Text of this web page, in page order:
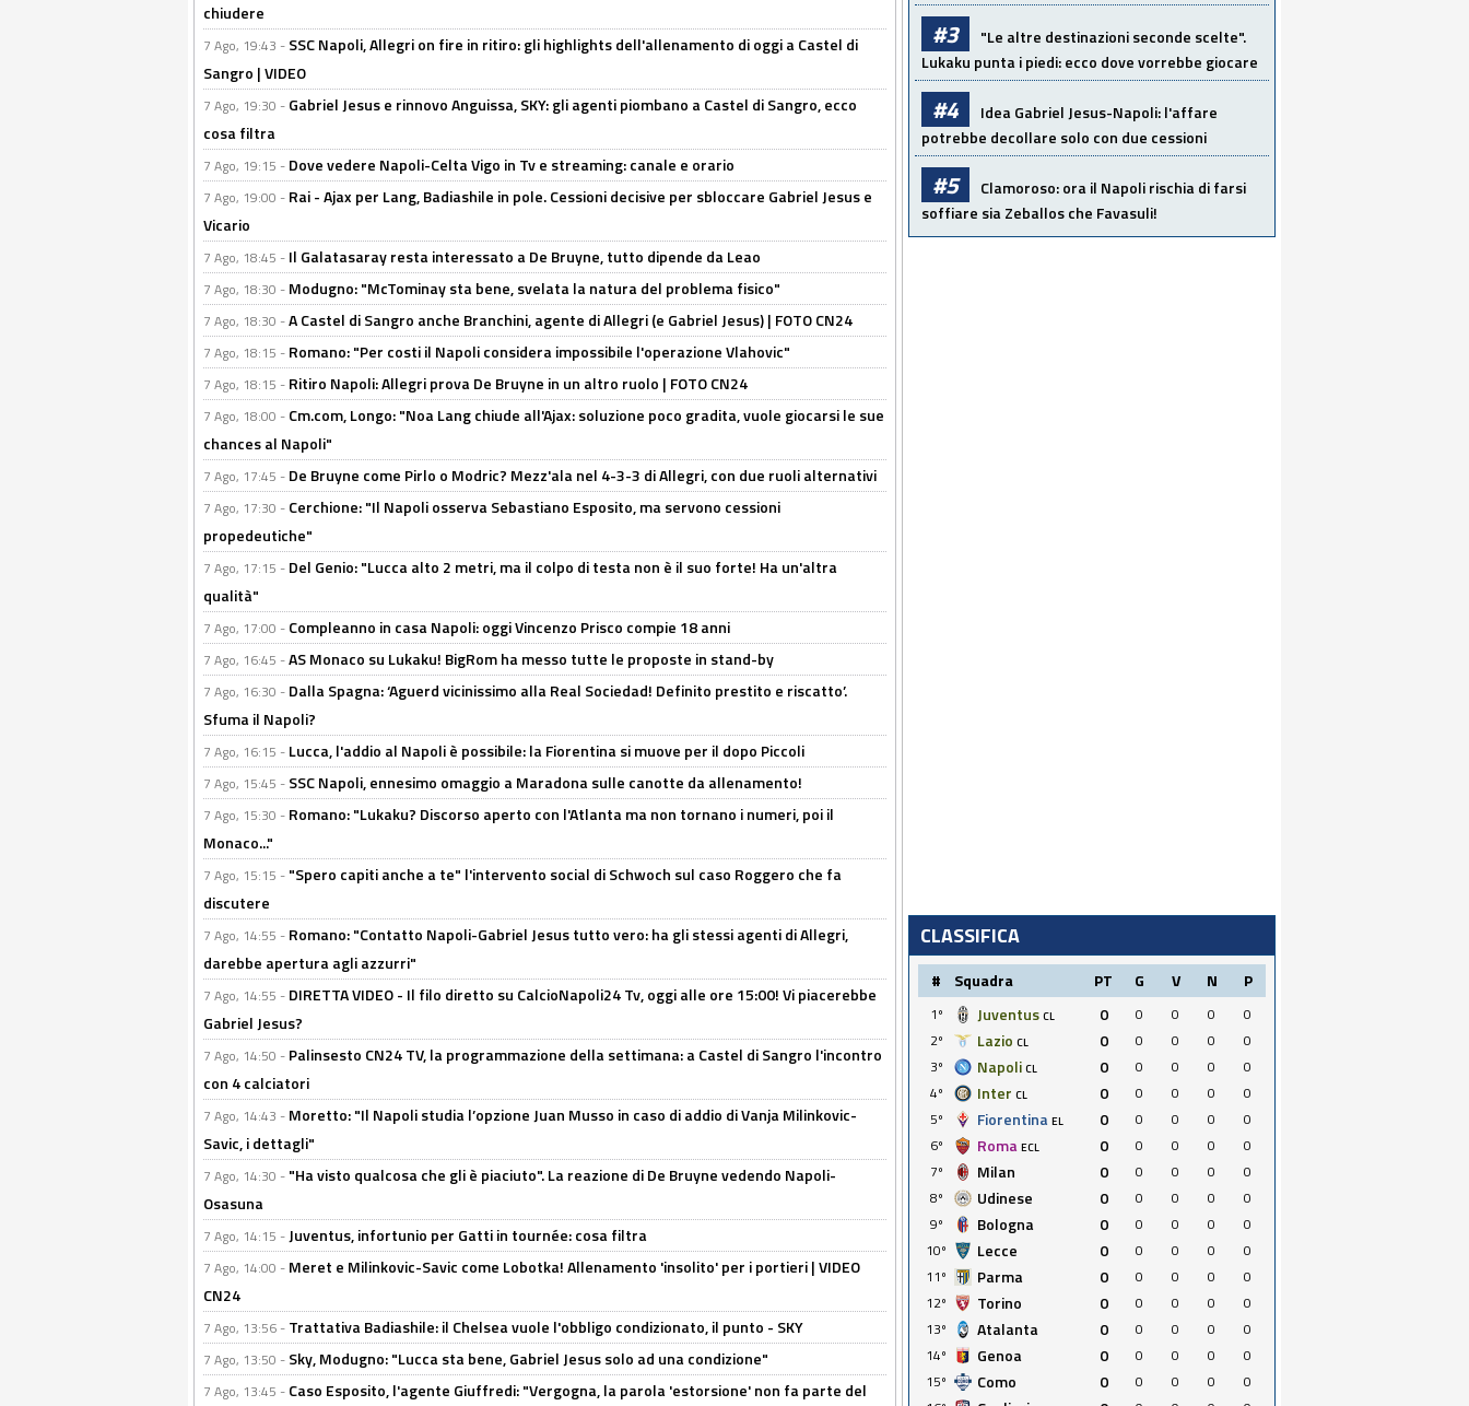
chiudere
7 Ago, 19:43 - SSC Napoli, Allegri on fire in ritiro: gli highlights dell'allenamento di oggi a Castel di
Sangro | VIDEO
7 Ago, 19:30 - Gabriel Jesus e rinnovo Anguissa, SKY: gli agenti piombano a Castel di Sangro, ecco
cosa filtra
7 Ago, 19:15 - Dove vedere Napoli-Celta Vigo in Tv e streaming: canale e orario
7 Ago, 19:00 - Rai - Ajax per Lang, Badiashile in pole. Cessioni decisive per sbloccare Gabriel Jesus e
Vicario
7 Ago, 18:45 - Il Galatasaray resta interessato a De Bruyne, tutto dipende da Leao
7 Ago, 18:30 - Modugno: "McTominay sta bene, svelata la natura del problema fisico"
7 Ago, 18:30 -A Castel di Sangro anche Branchini, agente di Allegri (e Gabriel Jesus) | FOTO CN24
7 Ago, 18:15 - Romano: "Per costi il Napoli considera impossibile l'operazione Vlahovic"
7 Ago, 18:15 - Ritiro Napoli: Allegri prova De Bruyne in un altro ruolo | FOTO CN24
7 Ago, 18:00 - Cm.com, Longo: "Noa Lang chiude all'Ajax: soluzione poco gradita, vuole giocarsi le sue
chances al Napoli"
7 Ago, 17:45 - De Bruyne come Pirlo o Modric? Mezz'ala nel 4-3-3 di Allegri, con due ruoli alternativi
7 Ago, 17:30 - Cerchione: "Il Napoli osserva Sebastiano Esposito, ma servono cessioni
propedeutiche"
7 Ago, 17:15 - Del Genio: "Lucca alto 2 metri, ma il colpo di testa non è il suo forte! Ha un'altra
qualità"
7 Ago, 17:00 - Compleanno in casa Napoli: oggi Vincenzo Prisco compie 18 anni
7 Ago, 16:45 -AS Monaco su Lukaku! BigRom ha messo tutte le proposte in stand-by
7 Ago, 16:30 - Dalla Spagna: ‘Aguerd vicinissimo alla Real Sociedad! Definito prestito e riscatto’.
Sfuma il Napoli?
7 Ago, 16:15 - Lucca, l'addio al Napoli è possibile: la Fiorentina si muove per il dopo Piccoli
7 Ago, 15:45 - SSC Napoli, ennesimo omaggio a Maradona sulle canotte da allenamento!
7 Ago, 15:30 - Romano: "Lukaku? Discorso aperto con l'Atlanta ma non tornano i numeri, poi il
Monaco..."
7 Ago, 15:15 - "Spero capiti anche a te" l'intervento social di Schwoch sul caso Roggero che fa
discutere
7 Ago, 14:55 - Romano: "Contatto Napoli-Gabriel Jesus tutto vero: ha gli stessi agenti di Allegri,
darebbe apertura agli azzurri"
7 Ago, 14:55 - DIRETTA VIDEO - Il filo diretto su CalcioNapoli24 Tv, oggi alle ore 15:00! Vi piacerebbe
Gabriel Jesus?
7 Ago, 14:50 - Palinsesto CN24 TV, la programmazione della settimana: a Castel di Sangro l'incontro
con 4 calciatori
7 Ago, 14:43 - Moretto: "Il Napoli studia l’opzione Juan Musso in caso di addio di Vanja Milinkovic-
Savic, i dettagli"
7 Ago, 14:30 - "Ha visto qualcosa che gli è piaciuto". La reazione di De Bruyne vedendo Napoli-
Osasuna
7 Ago, 14:15 - Juventus, infortunio per Gatti in tournée: cosa filtra
7 Ago, 14:00 - Meret e Milinkovic-Savic come Lobotka! Allenamento 'insolito' per i portieri | VIDEO
CN24
7 Ago, 13:56 - Trattativa Badiashile: il Chelsea vuole l'obbligo condizionato, il punto - SKY
7 Ago, 13:50 - Sky, Modugno: "Lucca sta bene, Gabriel Jesus solo ad una condizione"
7 Ago, 13:45 - Caso Esposito, l'agente Giuffredi: "Vergogna, la parola 'estorsione' non fa parte del
#3
"Le altre destinazioni seconde scelte".
Lukaku punta i piedi: ecco dove vorrebbe giocare
#4
Idea Gabriel Jesus-Napoli: l'affare
potrebbe decollare solo con due cessioni
#5
Clamoroso: ora il Napoli rischia di farsi
soffiare sia Zeballos che Favasuli!
CLASSIFICA
# Squadra PT G V N P
1º Juventus CL 0 0 0 0
0
2º
Lazio CL 0 0 0 0
0
3º
Napoli CL 0 0 0 0
0
4º
Inter CL 0 0 0 0
0
5º
Fiorentina EL 0 0 0 0
0
6º
Roma ECL 0 0 0 0
0
7º
Milan 0 0 0 0
0
8º
Udinese 0 0 0 0
0
9º
Bologna 0 0 0 0
0
10º
Lecce 0 0 0 0
0
11º
Parma 0 0 0 0
0
12º
Torino 0 0 0 0
0
13º
Atalanta 0 0 0 0
0
14º
Genoa 0 0 0 0
0
15º
Como 0 0 0 0
0